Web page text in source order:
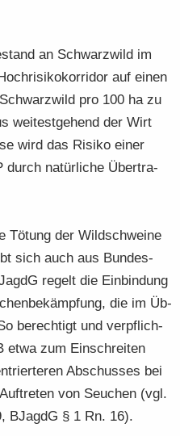
an Schwarz­wild im
auf einen
pro 100 ha zu
wei­test­ge­hend der Wirt
wird das Ri­si­ko einer
durch na­tür­li­che Über­tra­
Tö­tung der Wild­schwei­ne
sich auch aus Bun­des­
re­gelt die Ein­bin­dung
die im Üb­
be­rech­tigt und ver­pflich­
etwa zum Ein­schrei­ten
Ab­schus­ses bei
von Seu­chen (vgl.
BJagdG § 1 Rn. 16).